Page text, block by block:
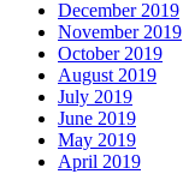
December 2019
November 2019
October 2019
August 2019
July 2019
June 2019
May 2019
April 2019